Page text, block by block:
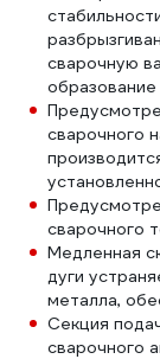
сварочную
сварочного
сварочного
Медленная
дуги
металла,
Секция
сварочного